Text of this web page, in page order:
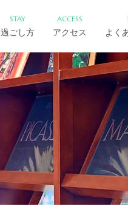
STAY
過ごし方
ACCESS
アクセス よく